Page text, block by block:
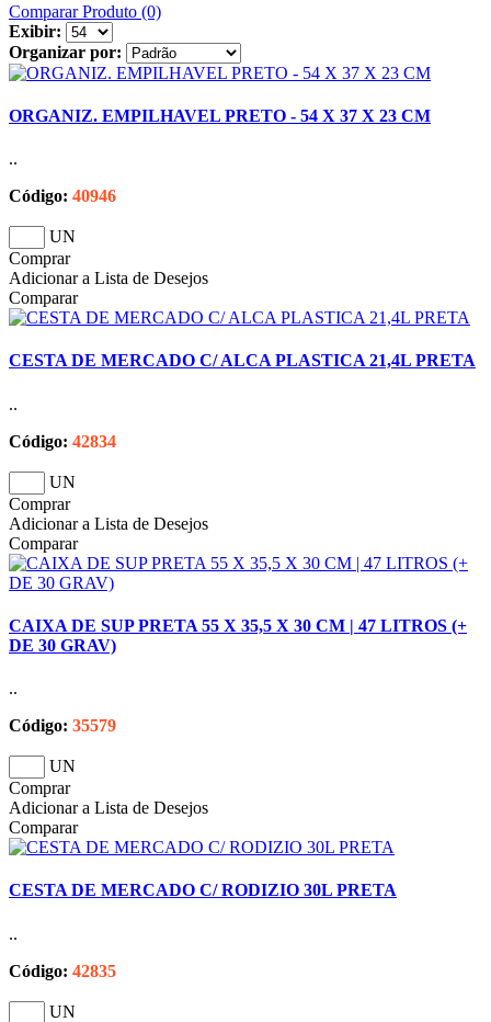
Comparar Produto (0)
Exibir:
Organizar por:
ORGANIZ. EMPILHAVEL PRETO - 54 X 37 X 23 CM
..
Código: 40946
UN
Comprar
Adicionar a Lista de Desejos
Comparar
CESTA DE MERCADO C/ ALCA PLASTICA 21,4L PRETA
..
Código: 42834
UN
Comprar
Adicionar a Lista de Desejos
Comparar
CAIXA DE SUP PRETA 55 X 35,5 X 30 CM | 47 LITROS (+
DE 30 GRAV)
..
Código: 35579
UN
Comprar
Adicionar a Lista de Desejos
Comparar
CESTA DE MERCADO C/ RODIZIO 30L PRETA
..
Código: 42835
UN